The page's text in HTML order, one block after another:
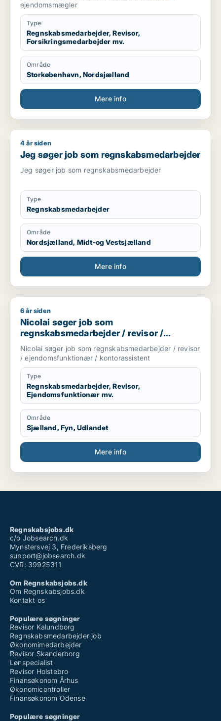
ejendomsmægler
Type
Regnskabsmedarbejder, Revisor,
Forsikringsmedarbejder mv.
Område
Storkøbenhavn, Nordsjælland
Mere info
Jeg søger job som regnskabsmedarbejder
4 år siden
Jeg søger job som regnskabsmedarbejder
Jeg søger job som regnskabsmedarbejder
Type
Regnskabsmedarbejder
Område
Nordsjælland, Midt-og Vestsjælland
Mere info
Nicolai søger job som regnskabsmedarbejder / revisor /
6 år siden
Nicolai søger job som
regnskabsmedarbejder / revisor /
ejendomsfunktionær / kontorassistent
Nicolai søger job som regnskabsmedarbejder / revisor
/ ejendomsfunktionær / kontorassistent
Type
Regnskabsmedarbejder, Revisor,
Ejendomsfunktionær mv.
Område
Sjælland, Fyn, Udlandet
Mere info
Regnskabsjobs.dk
c/o Jobsearch.dk
Mynstersvej 3, Frederiksberg
support@jobsearch.dk
CVR: 39925311
Om Regnskabsjobs.dk
Om Regnskabsjobs.dk
Kontakt os
Populære søgninger
Revisor Kalundborg
Regnskabsmedarbejder job
Økonomimedarbejder
Revisor Skanderborg
Lønspecialist
Revisor Holstebro
Finansøkonom Århus
Økonomicontroller
Finansøkonom Odense
Populære søgninger